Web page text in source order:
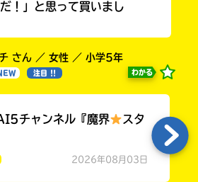
！」と思って買いまし
さん ／ 女性 ／ 小学5年
注目 !! わかる
チャンネル『魔界
スタ
2026年08月03日